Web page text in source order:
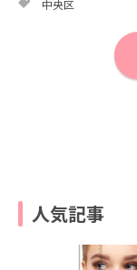
中央区
人気記事